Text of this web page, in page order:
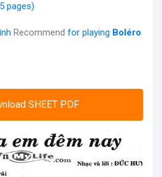
pages)
Recommend for playing Boléro
SHEET PDF